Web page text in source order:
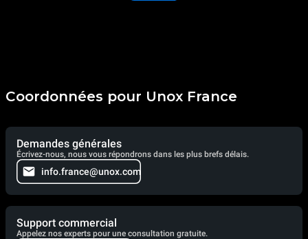
Coordonnées pour Unox France
Demandes générales
Écrivez-nous, nous vous répondrons dans les plus brefs délais.
info.france@unox.com
Support commercial
Appelez nos experts pour une consultation gratuite.